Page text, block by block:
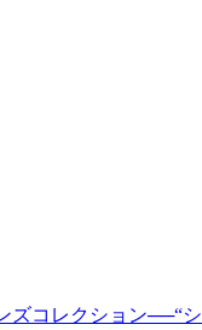
ズコレクション──“